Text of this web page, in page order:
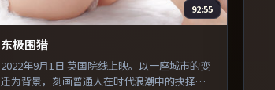
92:55
东极围猎
2022年9月1日 英国院线上映。以一座城市的变
迁为背景，刻画普通人在时代浪潮中的抉择。